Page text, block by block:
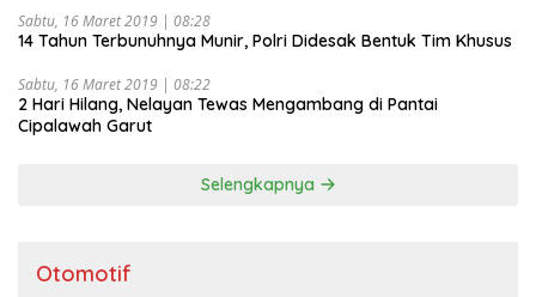
Sabtu, 16 Maret 2019 | 08:28
14 Tahun Terbunuhnya Munir, Polri Didesak Bentuk Tim Khusus
Sabtu, 16 Maret 2019 | 08:22
2 Hari Hilang, Nelayan Tewas Mengambang di Pantai
Cipalawah Garut
Selengkapnya
Otomotif